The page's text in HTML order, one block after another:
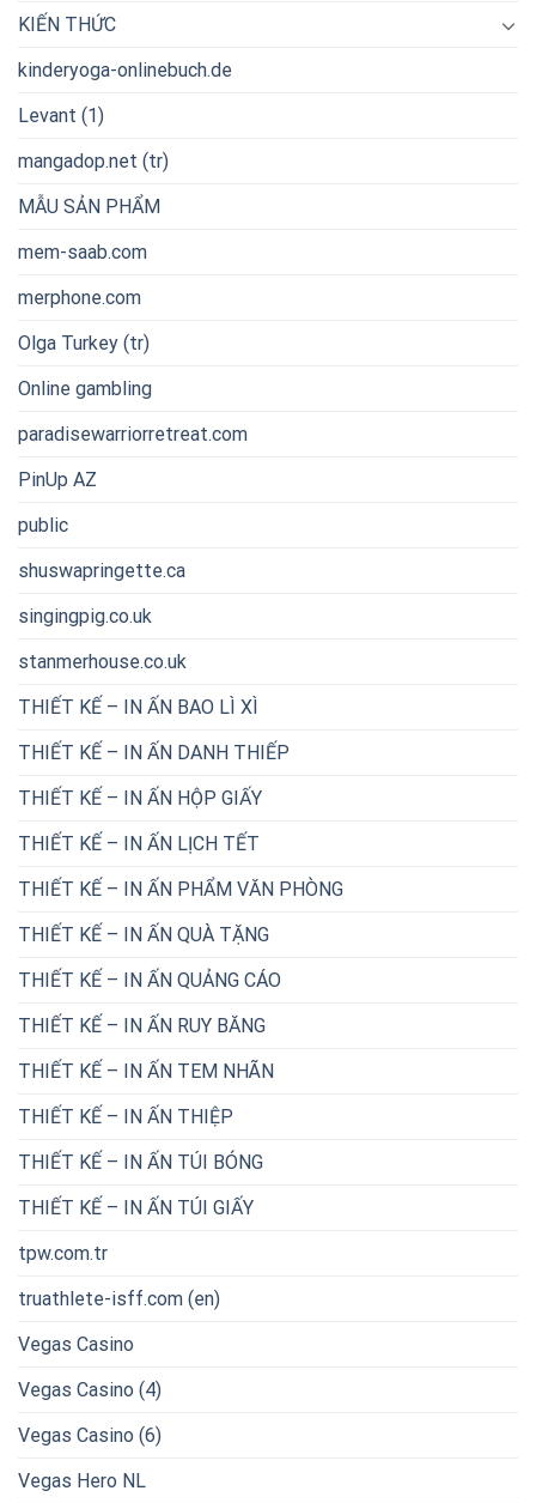
KIẾN THỨC
kinderyoga-onlinebuch.de
Levant (1)
mangadop.net (tr)
MẪU SẢN PHẨM
mem-saab.com
merphone.com
Olga Turkey (tr)
Online gambling
paradisewarriorretreat.com
PinUp AZ
public
shuswapringette.ca
singingpig.co.uk
stanmerhouse.co.uk
THIẾT KẾ – IN ẤN BAO LÌ XÌ
THIẾT KẾ – IN ẤN DANH THIẾP
THIẾT KẾ – IN ẤN HỘP GIẤY
THIẾT KẾ – IN ẤN LỊCH TẾT
THIẾT KẾ – IN ẤN PHẨM VĂN PHÒNG
THIẾT KẾ – IN ẤN QUÀ TẶNG
THIẾT KẾ – IN ẤN QUẢNG CÁO
THIẾT KẾ – IN ẤN RUY BĂNG
THIẾT KẾ – IN ẤN TEM NHÃN
THIẾT KẾ – IN ẤN THIỆP
THIẾT KẾ – IN ẤN TÚI BÓNG
THIẾT KẾ – IN ẤN TÚI GIẤY
tpw.com.tr
truathlete-isff.com (en)
Vegas Casino
Vegas Casino (4)
Vegas Casino (6)
Vegas Hero NL